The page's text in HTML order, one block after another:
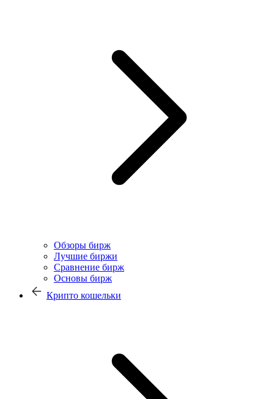
Обзоры бирж
Лучшие биржи
Сравнение бирж
Основы бирж
Крипто кошельки